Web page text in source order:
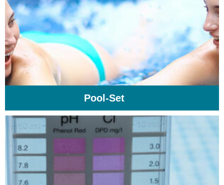
Pool-Set